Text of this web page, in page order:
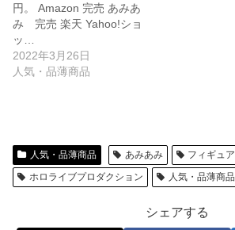
円。 Amazon 完売 あみあ
み 完売 楽天 Yahoo!ショ
ッ…
2022年3月26日
人気・品薄商品
人気・品薄商品 あみあみ
フィギュア
ホロライブプロダクション
人気・品薄商品
シェアする